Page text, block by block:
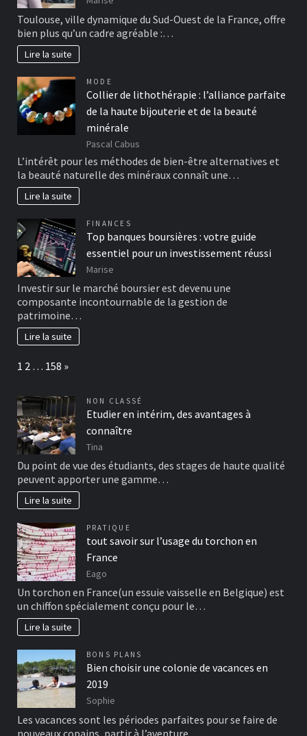
Toulouse, ville dynamique du Sud-Ouest de la France, offre
bien plus qu’un cadre agréable :…
Lire la suite
MODE
Collier de lithothérapie : l’alliance parfaite
de la haute bijouterie et de la beauté
minérale
Pascal Cabus
L’intérêt pour les méthodes de bien-être alternatives et
la beauté naturelle des minéraux connaît une…
Lire la suite
FINANCES
Top banques boursières : votre guide
essentiel pour un investissement réussi
Marise
Investir sur le marché boursier est devenu une
composante incontournable de la gestion de
patrimoine…
Lire la suite
Page:
1 2 … 158 Next
»
NON CLASSÉ
Etudier en intérim, des avantages à
connaître
Tina
Du point de vue des étudiants, des stages de haute qualité
peuvent apporter une gamme…
Lire la suite
PRATIQUE
tout savoir sur l’usage du torchon en
France
Eago
Un torchon en France(un essuie vaisselle en Belgique) est
un chiffon spécialement conçu pour le…
Lire la suite
BONS PLANS
Bien choisir une colonie de vacances en
2019
Sophie
Les vacances sont les périodes parfaites pour se faire de
nouveaux copains, partir à l’aventure,…